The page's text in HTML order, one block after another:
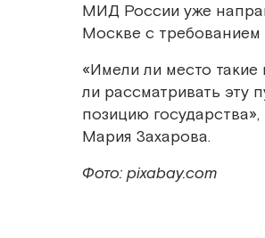
МИД России уже
Москве с
«Имели ли место
ли рассматривать эту
позицию
Мария Захарова.
Фото: pixabay.com